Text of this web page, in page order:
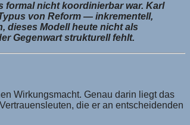
formal nicht koordinierbar war. Karl
von Reform — inkrementell,
dieses Modell heute nicht als
Gegenwart strukturell fehlt.
Wirkungsmacht. Genau darin liegt das
die er an entscheidenden